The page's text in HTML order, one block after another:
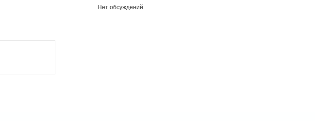
Нет обсуждений